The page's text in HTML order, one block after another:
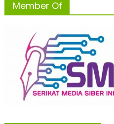
Member Of